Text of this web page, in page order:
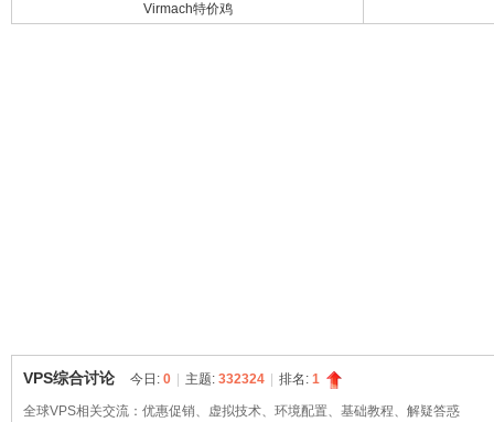
›
Virmach特价鸡
VPS综合讨论 今日: 0 主题: 332324 排名: 1
全球VPS相关交流：优惠促销、虚拟技术、环境配置、基础教程、解疑答惑